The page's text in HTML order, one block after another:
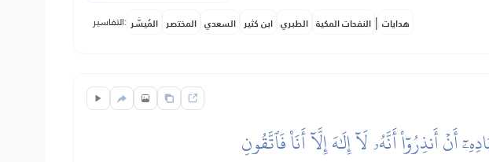
التفاسير: المُيسَّر المختصر السعدي ابن كثير الطبري النفحات المكية | هدايات
أَنذِرُوٓاْ أَنَّهُۥ لَآ إِلَٰهَ إِلَّآ أَنَا۠ فَٱتَّقُونِ